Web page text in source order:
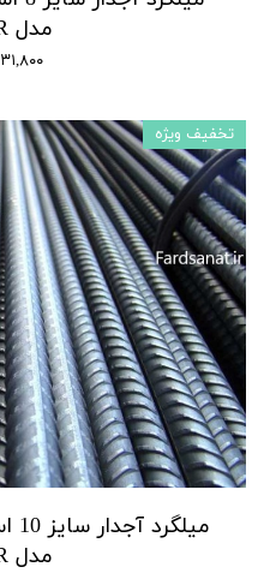
مدل XTOR
۳۱,۸۰۰ تومان
مدل XTOR
تخفیف ویژه